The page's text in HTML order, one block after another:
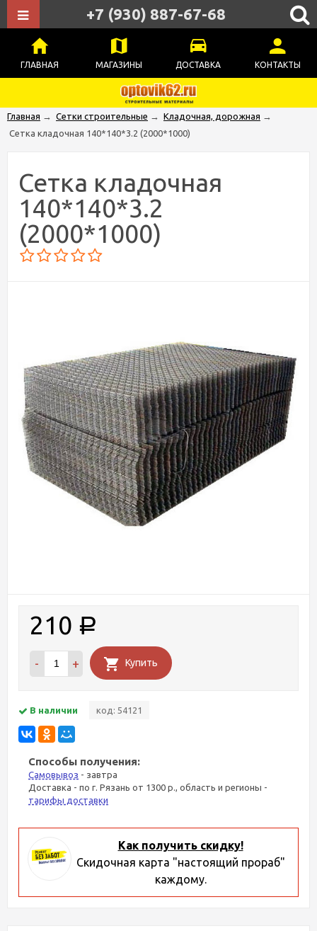
ГЛАВНАЯ МАГАЗИНЫ ДОСТАВКА КОНТАКТЫ
+7 (930) 887-67-68
Главная → Сетки строительные → Кладочная, дорожная →
Сетка кладочная 140*140*3.2 (2000*1000)
Сетка кладочная
140*140*3.2
(2000*1000)
210 Р
- + Купить
В наличии код: 54121
Способы получения:
Самовывоз - завтра
Доставка - по г. Рязань от 1300 р., область и регионы -
тарифы доставки
Как получить скидку!
Скидочная карта "настоящий прораб"
каждому.